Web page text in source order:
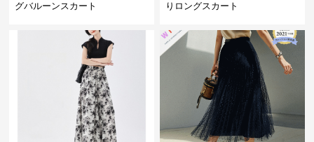
グバルーンスカート
りロングスカート